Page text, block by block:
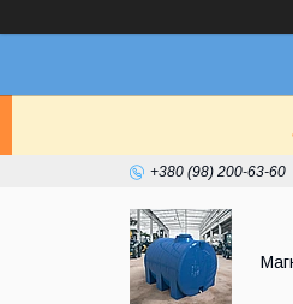
+380 (98) 200-63-60